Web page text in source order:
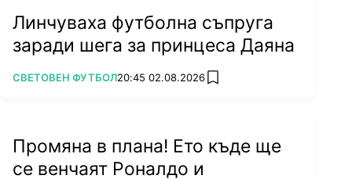
Линчуваха футболна съпруга
заради шега за принцеса Даяна
ПОВЕЧЕ ОТ
СВЕТОВЕН ФУТБОЛ20:45 02.08.2026 add favorites
Промяна в плана! Ето къде ще
се венчаят Роналдо и